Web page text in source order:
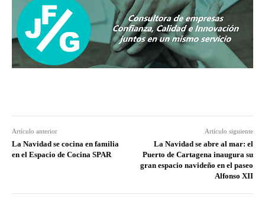
Artículo anterior
La Navidad se cocina en familia
en el Espacio de Cocina SPAR
Artículo siguiente
La Navidad se abre al mar: el
Puerto de Cartagena inaugura su
gran espacio navideño en el paseo
Alfonso XII